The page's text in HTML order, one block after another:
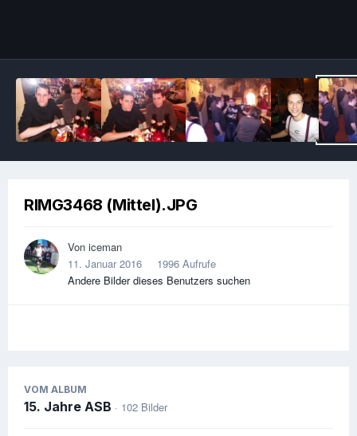
RIMG3468 (Mittel).JPG
Von iceman
11. Januar 2016
1996 Aufrufe
Andere Bilder dieses Benutzers suchen
VOM ALBUM
15. Jahre ASB · 102 Bilder